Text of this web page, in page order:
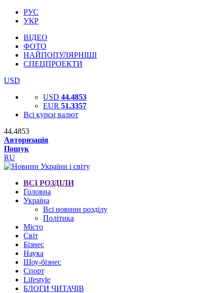
РУС
УКР
ВІДЕО
ФОТО
НАЙПОПУЛЯРНІШІ
СПЕЦПРОЕКТИ
USD
USD 44.4853
EUR 51.3357
Всі курси валют
44.4853
Авторизація
Пошук
RU
ВСІ РОЗДІЛИ
Головна
Україна
Всі новини розділу
Політика
Місто
Світ
Бізнес
Наука
Шоу-бізнес
Спорт
Lifestyle
БЛОГИ ЧИТАЧІВ